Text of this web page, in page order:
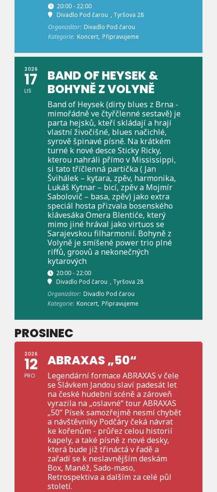
20:00 - 22:00
Divadlo Pod čarou , Tyršova 28
Organizátor: Divadlo Pod čarou
Kategorie: Koncert, Připravujeme
2026
17
LIS
BAND OF HEYSEK &
BOHYNĚ Z VOLYNĚ
Band of Heysek (dirty blues z Brna -
mimořádně ve čtyřčlenné sestavě) je
parta hejsků, kteří skládají a hrají
vlastní živočišné, blues načichlé,
syrově špinavé písně. Na krátkém
turné k nové desce Sticky Ricky,
kterou nahráli přímo v Mississippi,
si tato tříčlenná partička ( Jan
Švihálek – kytara, zpěv, harmonika,
Lukáš Kytnar – bicí, zpěv a Mojmír
Sabolovič – basa, zpěv) jako extra
speciál hosta přizvala bosenského
klávesáka Omera Blentiće, který
mimo jiné hrával jako virtuos se
Sarajevskou filharmonií. Bohyně z
Volyně je smíšené power trio plné
riffů, groovů a nekonečných
kytarových
20:00 - 22:00
Divadlo Pod čarou , Tyršova 28
Organizátor: Divadlo Pod čarou
Kategorie: Koncert, Připravujeme
PROSINEC
2026
12
PRO
ABRAXAS „50“
Legendární formace ABRAXAS v čele
se Slávkem Jandou slaví padesát let
na české hudební scéně a zároveň
vyrazila na „oslavné“ tour ABRAXAS
„50“ Písek samozřejmě nesmí chybět
a návštěvníky Podčáry čeká návrat
ke kořenům - průřez celou historií
kapely, a také písně z nové desky,
která bude již třináctá v řadě a
zařadí se k neslavnějším deskám
Box, Manéž, Sado-maso,
Retrospektiva a dalším za celé půl
století.